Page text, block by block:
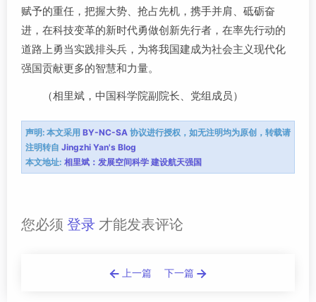
赋予的重任，把握大势、抢占先机，携手并肩、砥砺奋
进，在科技变革的新时代勇做创新先行者，在率先行动的
道路上勇当实践排头兵，为将我国建成为社会主义现代化
强国贡献更多的智慧和力量。
（相里斌，中国科学院副院长、党组成员）
声明: 本文采用 BY-NC-SA 协议进行授权，如无注明均为原创，转载请
注明转自 Jingzhi Yan's Blog
本文地址: 相里斌：发展空间科学 建设航天强国
您必须 登录 才能发表评论
上一篇 下一篇